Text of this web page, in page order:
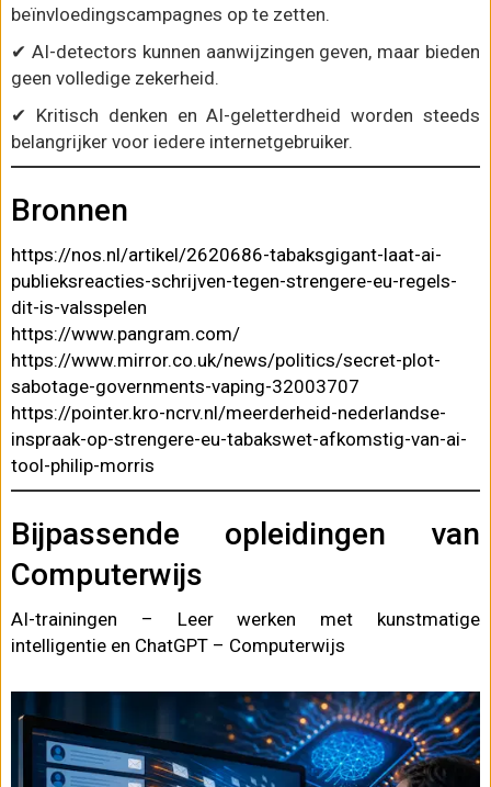
beïnvloedingscampagnes op te zetten.
✔ AI-detectors kunnen aanwijzingen geven, maar bieden
geen volledige zekerheid.
✔ Kritisch denken en AI-geletterdheid worden steeds
belangrijker voor iedere internetgebruiker.
Bronnen
https://nos.nl/artikel/2620686-tabaksgigant-laat-ai-
publieksreacties-schrijven-tegen-strengere-eu-regels-
dit-is-valsspelen
https://www.pangram.com/
https://www.mirror.co.uk/news/politics/secret-plot-
sabotage-governments-vaping-32003707
https://pointer.kro-ncrv.nl/meerderheid-nederlandse-
inspraak-op-strengere-eu-tabakswet-afkomstig-van-ai-
tool-philip-morris
Bijpassende opleidingen van
Computerwijs
AI-trainingen – Leer werken met kunstmatige
intelligentie en ChatGPT – Computerwijs